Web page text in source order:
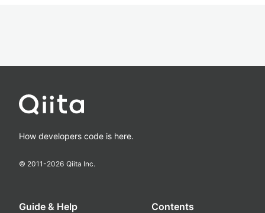
How developers code is here.
© 2011-2026 Qiita Inc.
Guide & Help Contents